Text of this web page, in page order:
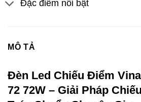
Đặc điểm nổi bật
MÔ TẢ
Đèn Led Chiếu Điểm
72 72W – Giải Pháp